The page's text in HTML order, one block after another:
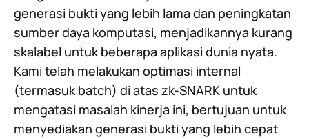
generasi bukti yang lebih lama dan peningkatan
sumber daya komputasi, menjadikannya kurang
skalabel untuk beberapa aplikasi dunia nyata.
Kami telah melakukan optimasi internal
(termasuk batch) di atas zk-SNARK untuk
mengatasi masalah kinerja ini, bertujuan untuk
menyediakan generasi bukti yang lebih cepat